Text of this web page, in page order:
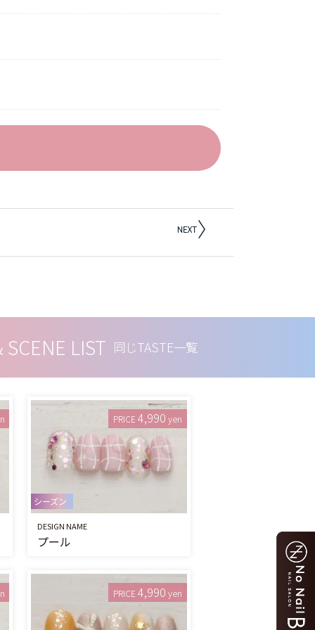
同じTASTE一覧
SCENE LIST
PRICE 4,990 yen
シーズン
DESIGN NAME
プール
PRICE 4,990 yen